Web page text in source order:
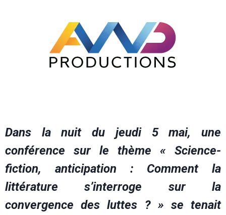
Dans la nuit du jeudi 5 mai, une
conférence sur le thème « Science-
fiction, anticipation : Comment la
littérature s’interroge sur la
convergence des luttes ? » se tenait